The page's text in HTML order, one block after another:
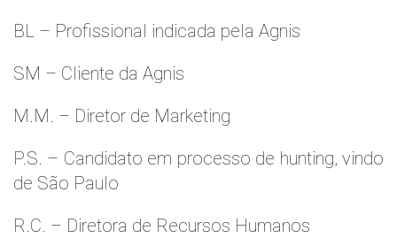
BL – Profissional indicada pela Agnis
SM – Cliente da Agnis
M.M. – Diretor de Marketing
P.S. – Candidato em processo de hunting, vindo
de São Paulo
R.C. – Diretora de Recursos Humanos